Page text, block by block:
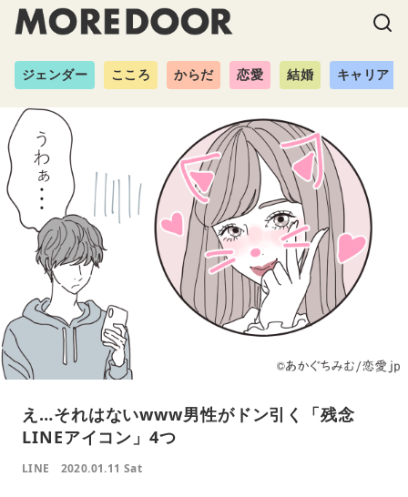
ジェンダー こころ からだ 恋愛 結婚 キャリア
え…それはないwww男性がドン引く「残念
LINEアイコン」4つ
LINE 2020.01.11 Sat